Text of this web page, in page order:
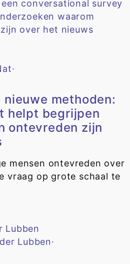
·
methoden:
helpt begrijpen
ontevreden zijn
mensen ontevreden over
vraag op grote schaal te
Lubben·